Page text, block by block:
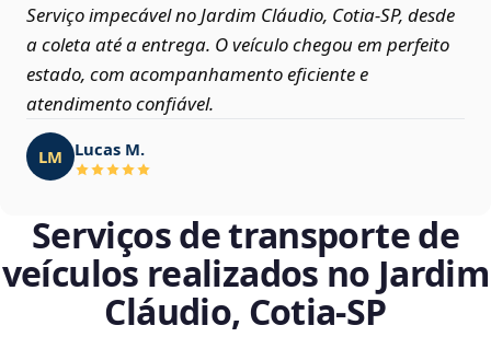
Serviço impecável no Jardim Cláudio, Cotia‑SP, desde
a coleta até a entrega. O veículo chegou em perfeito
estado, com acompanhamento eficiente e
atendimento confiável.
LM Lucas M.
Serviços de transporte de
veículos realizados no Jardim
Cláudio, Cotia‑SP